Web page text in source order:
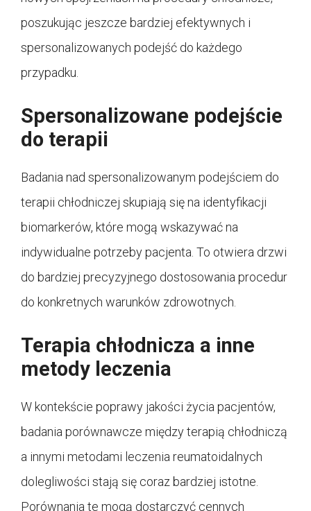
poszukując jeszcze bardziej efektywnych i
spersonalizowanych podejść do każdego
przypadku.
Spersonalizowane podejście
do terapii
Badania nad spersonalizowanym podejściem do
terapii chłodniczej skupiają się na identyfikacji
biomarkerów, które mogą wskazywać na
indywidualne potrzeby pacjenta. To otwiera drzwi
do bardziej precyzyjnego dostosowania procedur
do konkretnych warunków zdrowotnych.
Terapia chłodnicza a inne
metody leczenia
W kontekście poprawy jakości życia pacjentów,
badania porównawcze między terapią chłodniczą
a innymi metodami leczenia reumatoidalnych
dolegliwości stają się coraz bardziej istotne.
Porównania te mogą dostarczyć cennych